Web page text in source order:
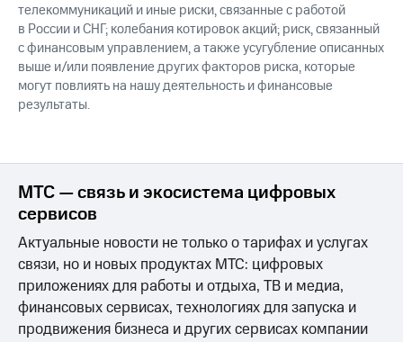
телекоммуникаций и иные риски, связанные с работой
в России и СНГ; колебания котировок акций; риск, связанный
с финансовым управлением, а также усугубление описанных
выше и/или появление других факторов риска, которые
могут повлиять на нашу деятельность и финансовые
результаты.
МТС — связь и экосистема цифровых
сервисов
Актуальные новости не только о тарифах и услугах
связи, но и новых продуктах МТС: цифровых
приложениях для работы и отдыха, ТВ и медиа,
финансовых сервисах, технологиях для запуска и
продвижения бизнеса и других сервисах компании